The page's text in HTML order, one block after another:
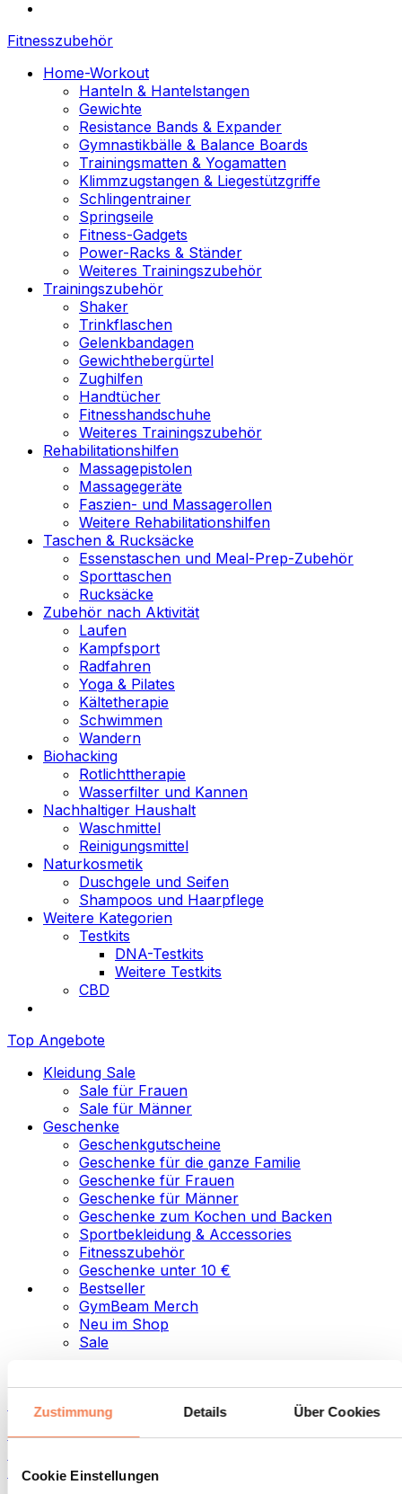
Zustimmung Details Über Cookies
Cookie Einstellungen
Fitnesszubehör
Home-Workout
Hanteln & Hantelstangen
Gewichte
Resistance Bands & Expander
Gymnastikbälle & Balance Boards
Trainingsmatten & Yogamatten
Klimmzugstangen & Liegestützgriffe
Schlingentrainer
Springseile
Fitness-Gadgets
Power-Racks & Ständer
Weiteres Trainingszubehör
Trainingszubehör
Shaker
Trinkflaschen
Gelenkbandagen
Gewichthebergürtel
Zughilfen
Handtücher
Fitnesshandschuhe
Weiteres Trainingszubehör
Rehabilitationshilfen
Massagepistolen
Massagegeräte
Faszien- und Massagerollen
Weitere Rehabilitationshilfen
Taschen & Rucksäcke
Essenstaschen und Meal-Prep-Zubehör
Sporttaschen
Rucksäcke
Zubehör nach Aktivität
Laufen
Kampfsport
Radfahren
Yoga & Pilates
Kältetherapie
Schwimmen
Wandern
Biohacking
Rotlichttherapie
Wasserfilter und Kannen
Nachhaltiger Haushalt
Waschmittel
Reinigungsmittel
Naturkosmetik
Duschgele und Seifen
Shampoos und Haarpflege
Weitere Kategorien
Testkits
DNA-Testkits
Weitere Testkits
CBD
Top Angebote
Kleidung Sale
Sale für Frauen
Sale für Männer
Geschenke
Geschenkgutscheine
Geschenke für die ganze Familie
Geschenke für Frauen
Geschenke für Männer
Geschenke zum Kochen und Backen
Sportbekleidung & Accessories
Fitnesszubehör
Geschenke unter 10 €
Bestseller
GymBeam Merch
Neu im Shop
Sale
Lebensmittel
Fitness-Food
Aufstriche und Pasten